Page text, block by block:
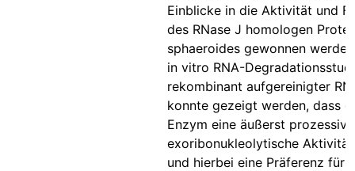
Einblicke in die Aktivität und
des RNase J homologen
sphaeroides gewonnen
in vitro RNA-
rekombinant aufgereinigter
konnte gezeigt werden, dass
Enzym eine äußerst prozessive
exoribonukleolytische
und hierbei eine Präferenz für